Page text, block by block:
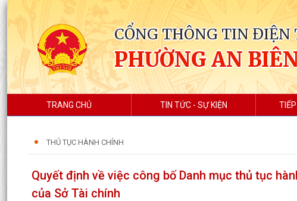
CỔNG THÔNG TIN ĐIỆN
PHƯỜNG AN
TRANG CHỦ TIN TỨC - SỰ KIỆN
THỦ TỤC HÀNH CHÍNH
Quyết định về việc công bố Danh mục thủ tục
của Sở Tài chính